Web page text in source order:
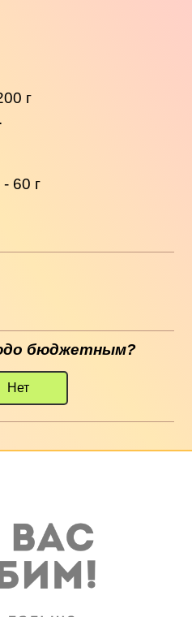
г
60 г
бюджетным?
Нет